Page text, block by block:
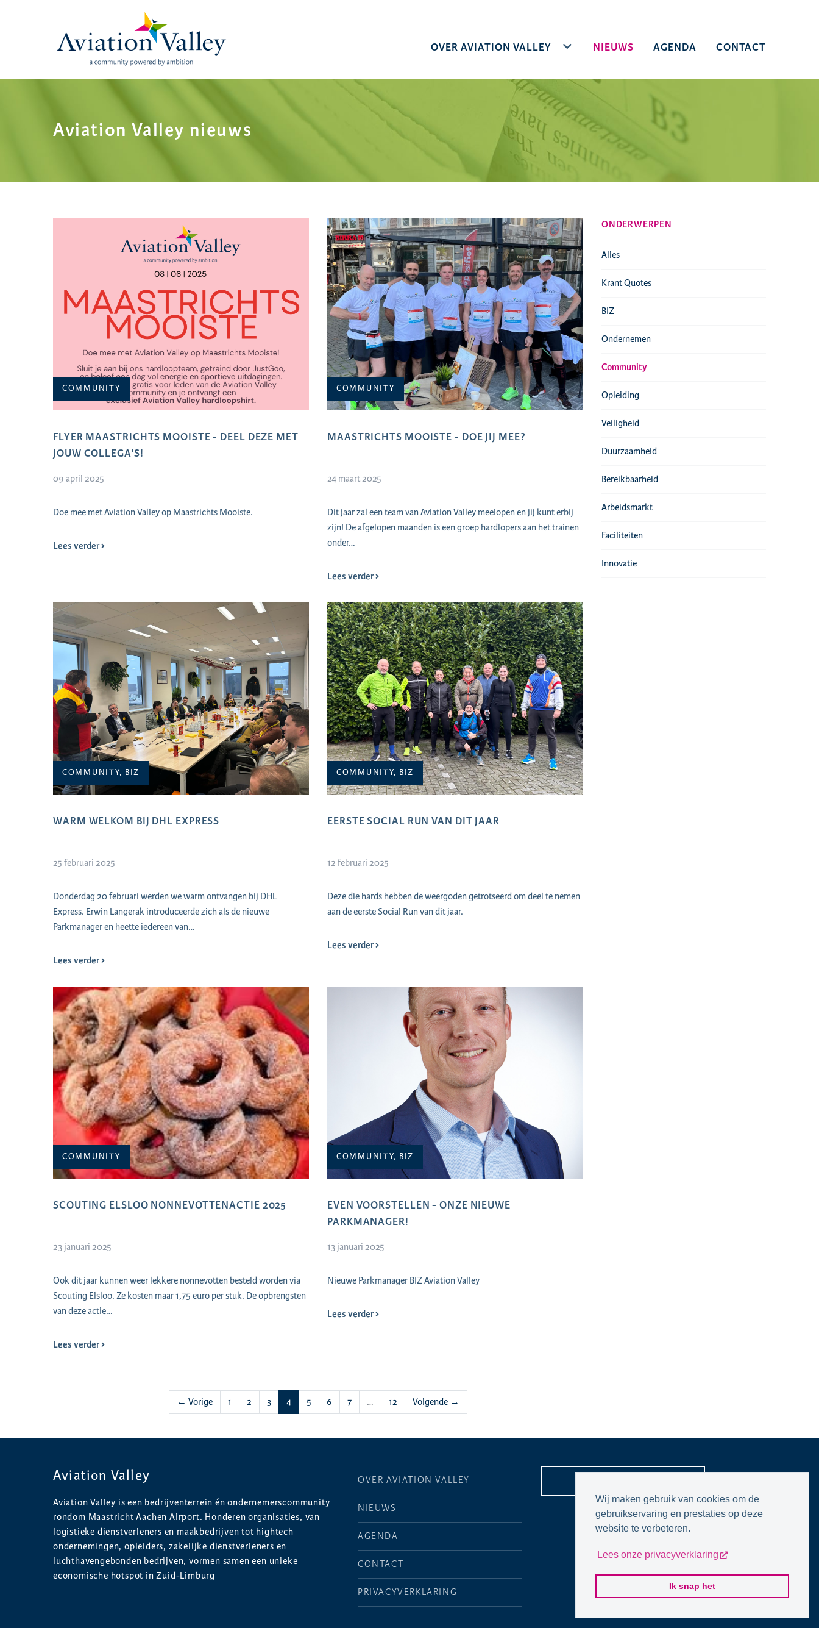
Wij maken gebruik van cookies om de
gebruikservaring en prestaties op deze
website te verbeteren.
Lees onze privacyverklaring
Ik snap het
OVER AVIATION VALLEY TOGGLE DROPDOWN
NIEUWS (CURRENT)
AGENDA CONTACT
Aviation Valley nieuws
COMMUNITY
FLYER MAASTRICHTS MOOISTE - DEEL DEZE MET
JOUW COLLEGA'S!
09 april 2025
​Doe mee met Aviation Valley op Maastrichts Mooiste.
Lees verder
COMMUNITY
MAASTRICHTS MOOISTE - DOE JIJ MEE?
24 maart 2025
Dit jaar zal een team van Aviation Valley meelopen en jij kunt erbij
zijn! De afgelopen maanden is een groep hardlopers aan het trainen
onder…
Lees verder
COMMUNITY, BIZ
WARM WELKOM BIJ DHL EXPRESS
25 februari 2025
Donderdag 20 februari werden we warm ontvangen bij DHL
Express. Erwin Langerak introduceerde zich als de nieuwe
Parkmanager en heette iedereen van…
Lees verder
COMMUNITY, BIZ
EERSTE SOCIAL RUN VAN DIT JAAR
12 februari 2025
Deze die hards hebben de weergoden getrotseerd om deel te nemen
aan de eerste Social Run van dit jaar.
Lees verder
COMMUNITY
SCOUTING ELSLOO NONNEVOTTENACTIE 2025
23 januari 2025
Ook dit jaar kunnen weer lekkere nonnevotten besteld worden via
Scouting Elsloo. Ze kosten maar 1,75 euro per stuk. De opbrengsten
van deze actie…
Lees verder
COMMUNITY, BIZ
EVEN VOORSTELLEN - ONZE NIEUWE
PARKMANAGER!
13 januari 2025
Nieuwe Parkmanager BIZ Aviation Valley
Lees verder
← Vorige 1 2 3 4(huidige)
5 6 7 … 12 Volgende →
ONDERWERPEN
Alles
Krant Quotes
BIZ
Ondernemen
Community
Opleiding
Veiligheid
Duurzaamheid
Bereikbaarheid
Arbeidsmarkt
Faciliteiten
Innovatie
Aviation Valley
Aviation Valley is een bedrijventerrein én ondernemerscommunity
rondom Maastricht Aachen Airport. Honderen organisaties, van
logistieke dienstverleners en maakbedrijven tot hightech
ondernemingen, opleiders, zakelijke dienstverleners en
luchthavengebonden bedrijven, vormen samen een unieke
economische hotspot in Zuid-Limburg
OVER AVIATION VALLEY
NIEUWS
AGENDA
CONTACT
PRIVACYVERKLARING